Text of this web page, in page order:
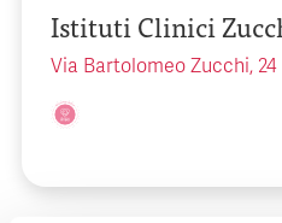
Istituti Clinici
Via Bartolomeo Zucchi, 24